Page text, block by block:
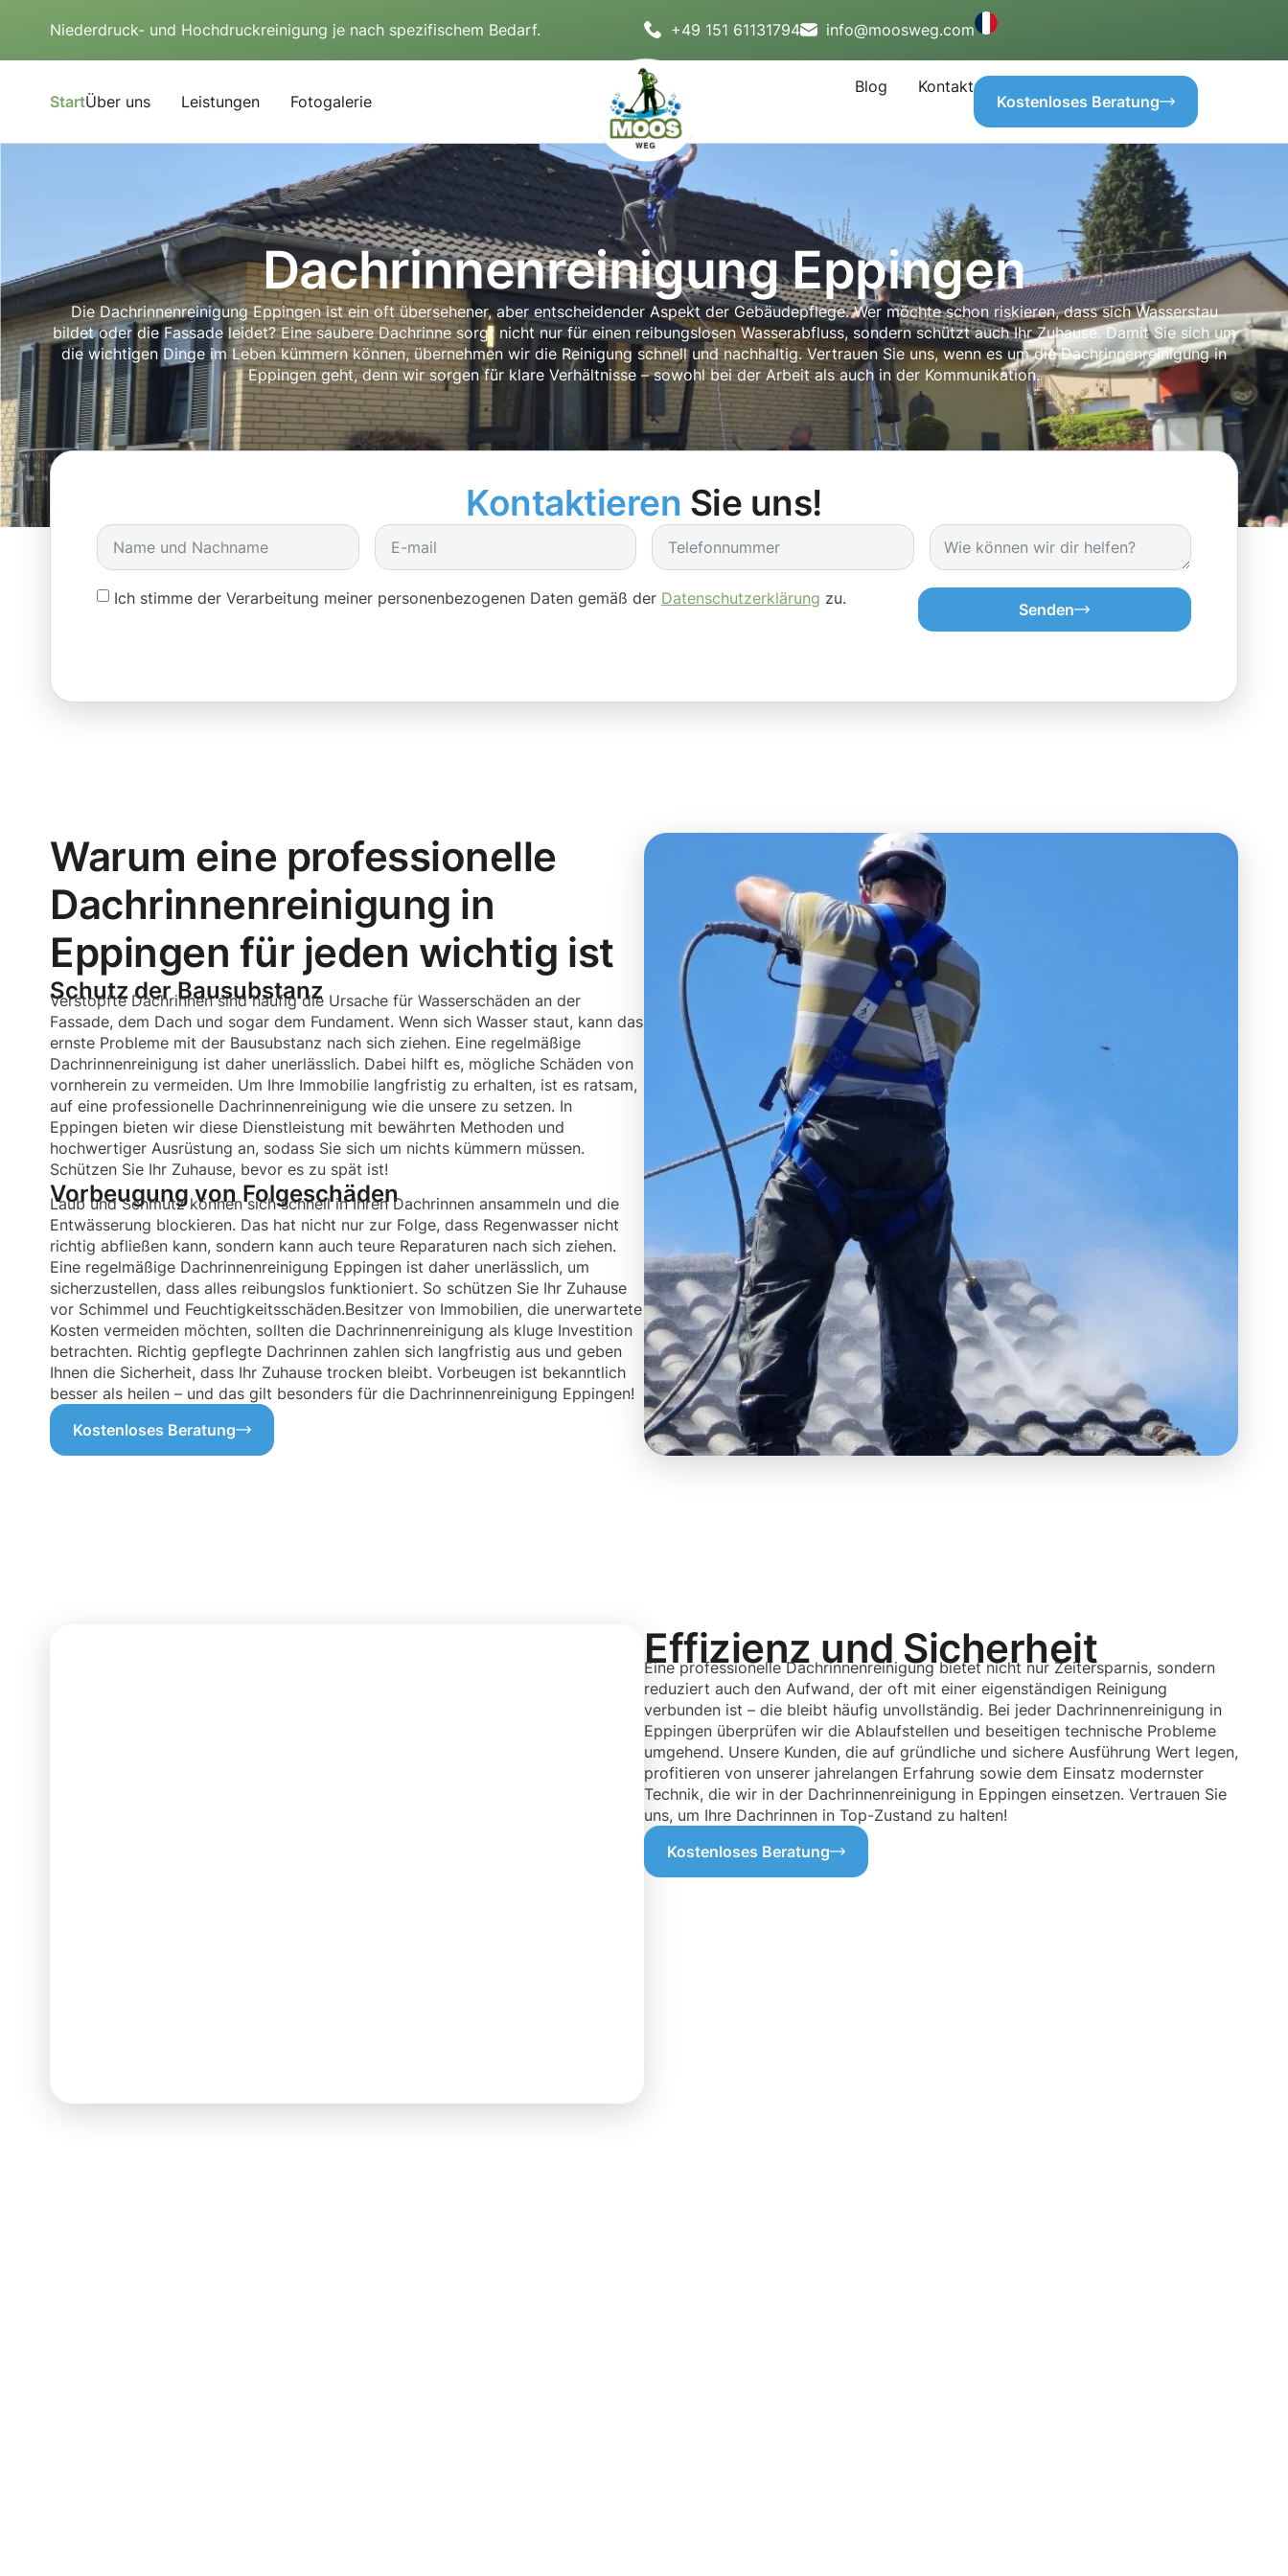
Niederdruck- und Hochdruckreinigung je nach spezifischem Bedarf. +49 151 61131794 info@moosweg.com
StartÜber uns Leistungen Fotogalerie
Blog
Kontakt
Kostenloses Beratung
Dachrinnenreinigung Eppingen
Die Dachrinnenreinigung Eppingen ist ein oft übersehener, aber entscheidender Aspekt der Gebäudepflege. Wer möchte schon riskieren, dass sich Wasserstau
bildet oder die Fassade leidet? Eine saubere Dachrinne sorgt nicht nur für einen reibungslosen Wasserabfluss, sondern schützt auch Ihr Zuhause. Damit Sie sich um
die wichtigen Dinge im Leben kümmern können, übernehmen wir die Reinigung schnell und nachhaltig. Vertrauen Sie uns, wenn es um die Dachrinnenreinigung in
Eppingen geht, denn wir sorgen für klare Verhältnisse – sowohl bei der Arbeit als auch in der Kommunikation.
Kontaktieren Sie uns!
Ich stimme der Verarbeitung meiner personenbezogenen Daten gemäß der Datenschutzerklärung zu.
Senden
Warum eine professionelle
Dachrinnenreinigung in
Eppingen für jeden wichtig ist
Schutz der Bausubstanz
Verstopfte Dachrinnen sind häufig die Ursache für Wasserschäden an der
Fassade, dem Dach und sogar dem Fundament. Wenn sich Wasser staut, kann das
ernste Probleme mit der Bausubstanz nach sich ziehen. Eine regelmäßige
Dachrinnenreinigung ist daher unerlässlich. Dabei hilft es, mögliche Schäden von
vornherein zu vermeiden. Um Ihre Immobilie langfristig zu erhalten, ist es ratsam,
auf eine professionelle Dachrinnenreinigung wie die unsere zu setzen. In
Eppingen bieten wir diese Dienstleistung mit bewährten Methoden und
hochwertiger Ausrüstung an, sodass Sie sich um nichts kümmern müssen.
Schützen Sie Ihr Zuhause, bevor es zu spät ist!
Vorbeugung von Folgeschäden
Laub und Schmutz können sich schnell in Ihren Dachrinnen ansammeln und die
Entwässerung blockieren. Das hat nicht nur zur Folge, dass Regenwasser nicht
richtig abfließen kann, sondern kann auch teure Reparaturen nach sich ziehen.
Eine regelmäßige Dachrinnenreinigung Eppingen ist daher unerlässlich, um
sicherzustellen, dass alles reibungslos funktioniert. So schützen Sie Ihr Zuhause
vor Schimmel und Feuchtigkeitsschäden.Besitzer von Immobilien, die unerwartete
Kosten vermeiden möchten, sollten die Dachrinnenreinigung als kluge Investition
betrachten. Richtig gepflegte Dachrinnen zahlen sich langfristig aus und geben
Ihnen die Sicherheit, dass Ihr Zuhause trocken bleibt. Vorbeugen ist bekanntlich
besser als heilen – und das gilt besonders für die Dachrinnenreinigung Eppingen!
Kostenloses Beratung
Effizienz und Sicherheit
Eine professionelle Dachrinnenreinigung bietet nicht nur Zeitersparnis, sondern
reduziert auch den Aufwand, der oft mit einer eigenständigen Reinigung
verbunden ist – die bleibt häufig unvollständig. Bei jeder Dachrinnenreinigung in
Eppingen überprüfen wir die Ablaufstellen und beseitigen technische Probleme
umgehend. Unsere Kunden, die auf gründliche und sichere Ausführung Wert legen,
profitieren von unserer jahrelangen Erfahrung sowie dem Einsatz modernster
Technik, die wir in der Dachrinnenreinigung in Eppingen einsetzen. Vertrauen Sie
uns, um Ihre Dachrinnen in Top-Zustand zu halten!
Kostenloses Beratung